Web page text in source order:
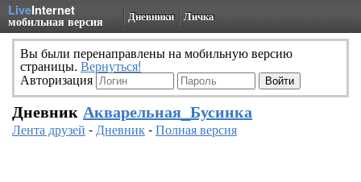
LiveInternet
мобильная версия Дневники Личка
Вы были перенаправлены на мобильную версию
страницы. Вернуться!
Авторизация
Дневник Акварельная_Бусинка
Лента друзей -Дневник-Полная версия